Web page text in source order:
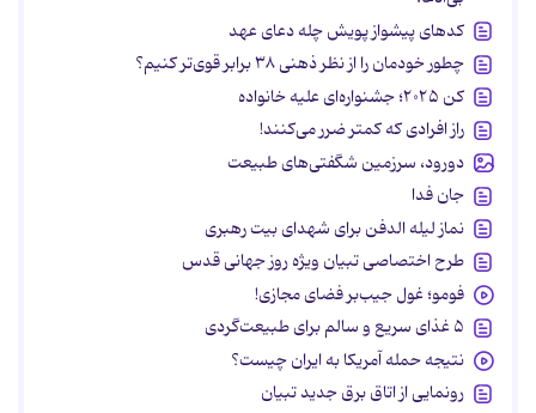
کدهای پیشواز پویش چله دعای عهد
چطور خودمان را از نظر ذهنی ۳۸ برابر قوی‌تر کنیم؟
کن ۲۰۲۵؛ جشنواره‌ای علیه خانواده
راز افرادی که کمتر ضرر می‌کنند!
دورود، سرزمین شگفتی‌های طبیعت
جان فدا
نماز لیله الدفن برای شهدای بیت رهبری
طرح اختصاصی تبیان ویژه روز جهانی قدس
فومو؛ غول جیب‌بر فضای مجازی!
۵ غذای سریع و سالم برای طبیعت‌گردی
نتیجه حمله آمریکا به ایران چیست؟
رونمایی از اتاق برق جدید تبیان